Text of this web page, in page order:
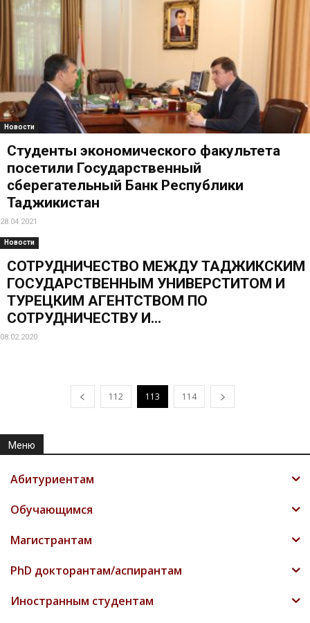
Новости
Студенты экономического факультета
посетили Государственный
сберегательный Банк Республики
Таджикистан
28.04.2021
Новости
СОТРУДНИЧЕСТВО МЕЖДУ ТАДЖИКСКИМ
ГОСУДАРСТВЕННЫМ УНИВЕРСТИТОМ И
ТУРЕЦКИМ АГЕНТСТВОМ ПО
СОТРУДНИЧЕСТВУ И...
08.02.2020
112 113 114
Меню
Абитуриентам
Обучающимся
Магистрантам
PhD докторантам/аспирантам
Иностранным студентам